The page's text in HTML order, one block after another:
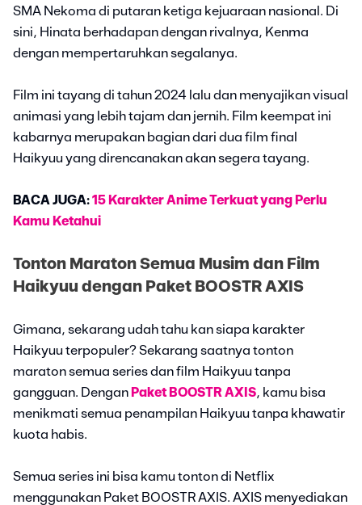
SMA Nekoma di putaran ketiga kejuaraan nasional. Di
sini, Hinata berhadapan dengan rivalnya, Kenma
dengan mempertaruhkan segalanya.
Film ini tayang di tahun 2024 lalu dan menyajikan visual
animasi yang lebih tajam dan jernih. Film keempat ini
kabarnya merupakan bagian dari dua film final
Haikyuu yang direncanakan akan segera tayang.
BACA JUGA:15 Karakter Anime Terkuat yang Perlu
Kamu Ketahui
Tonton Maraton Semua Musim dan Film
Haikyuu dengan Paket BOOSTR AXIS
Gimana, sekarang udah tahu kan siapa karakter
Haikyuu terpopuler? Sekarang saatnya tonton
maraton semua series dan film Haikyuu tanpa
gangguan. Dengan Paket BOOSTR AXIS, kamu bisa
menikmati semua penampilan Haikyuu tanpa khawatir
kuota habis.
Semua series ini bisa kamu tonton di Netflix
menggunakan Paket BOOSTR AXIS. AXIS menyediakan